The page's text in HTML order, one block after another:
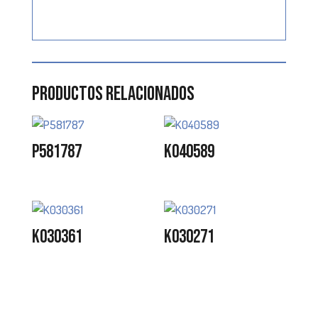
Productos relacionados
P581787 K040589
K030361 K030271